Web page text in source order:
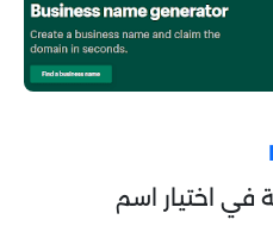
في اختيار اسم